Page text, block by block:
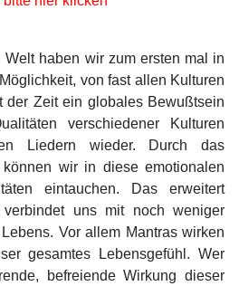
haben wir zum ersten mal in
von fast allen Kulturen
der Zeit ein globales Bewußtsein
verschiedener Kulturen
Liedern wieder. Durch das
wir in diese emotionalen
eintauchen. Das erweitert
uns mit noch weniger
Vor allem Mantras wirken
gesamtes Lebensgefühl. Wer
befreiende Wirkung dieser